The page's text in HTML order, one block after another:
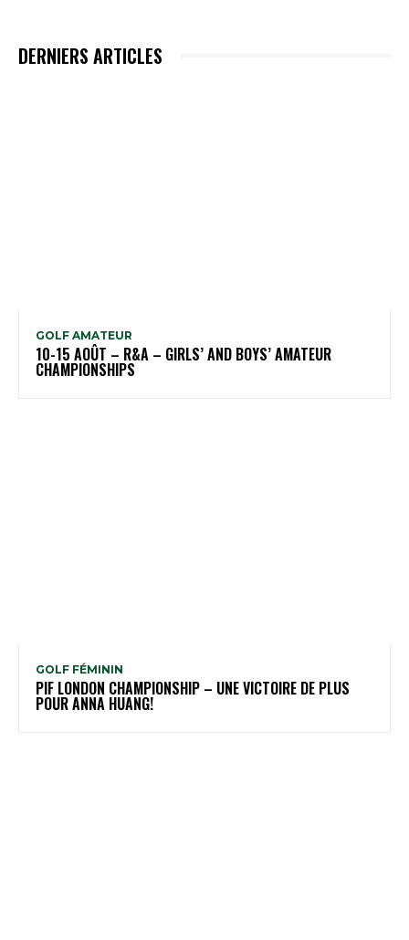
DERNIERS ARTICLES
GOLF AMATEUR
10-15 AOÛT – R&A – GIRLS’ AND BOYS’ AMATEUR
CHAMPIONSHIPS
GOLF FÉMININ
PIF LONDON CHAMPIONSHIP – UNE VICTOIRE DE PLUS
POUR ANNA HUANG!